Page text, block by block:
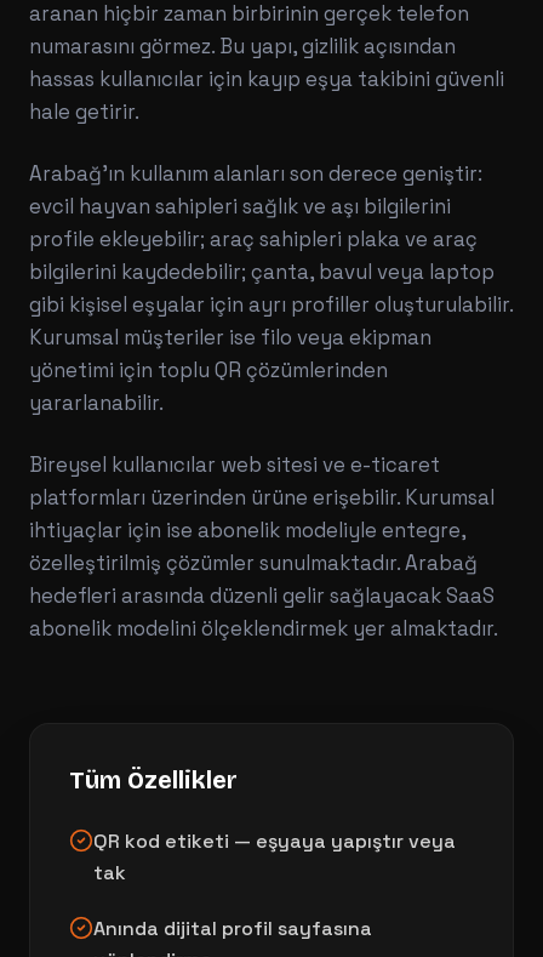
aranan hiçbir zaman birbirinin gerçek telefon
numarasını görmez. Bu yapı, gizlilik açısından
hassas kullanıcılar için kayıp eşya takibini güvenli
hale getirir.
Arabağ'ın kullanım alanları son derece geniştir:
evcil hayvan sahipleri sağlık ve aşı bilgilerini
profile ekleyebilir; araç sahipleri plaka ve araç
bilgilerini kaydedebilir; çanta, bavul veya laptop
gibi kişisel eşyalar için ayrı profiller oluşturulabilir.
Kurumsal müşteriler ise filo veya ekipman
yönetimi için toplu QR çözümlerinden
yararlanabilir.
Bireysel kullanıcılar web sitesi ve e-ticaret
platformları üzerinden ürüne erişebilir. Kurumsal
ihtiyaçlar için ise abonelik modeliyle entegre,
özelleştirilmiş çözümler sunulmaktadır. Arabağ
hedefleri arasında düzenli gelir sağlayacak SaaS
abonelik modelini ölçeklendirmek yer almaktadır.
Tüm Özellikler
QR kod etiketi — eşyaya yapıştır veya
tak
Anında dijital profil sayfasına